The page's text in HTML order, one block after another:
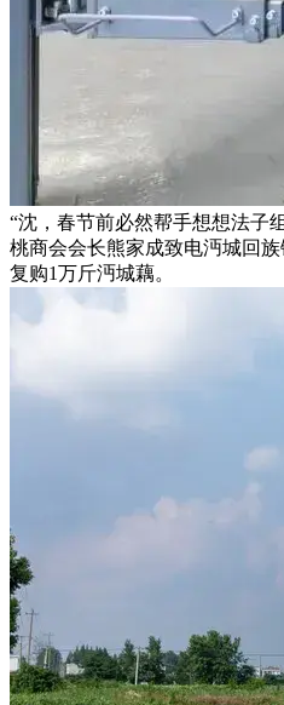
“沈，春节前必然帮手想想法子
桃商会会长熊家成致电沔城回
复购1万斤沔城藕。